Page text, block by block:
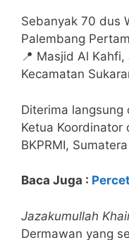
Sebanyak 70 dus
Palembang
📍 Masjid Al
Kecamatan
Diterima langsung
Ketua Koordinator
BKPRMI,
Baca Juga :
Jazakumullah
Dermawan yang